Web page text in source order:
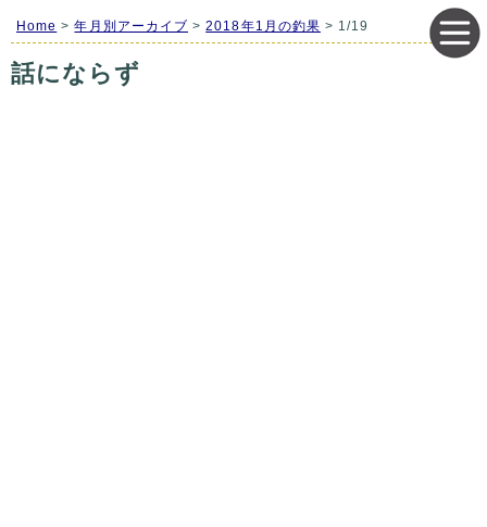
Home >年月別アーカイブ >2018年1月の釣果 > 1/19
話にならず